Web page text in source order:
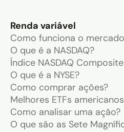
Renda variável
Como funciona o
O que é a NASDAQ?
Índice NASDAQ
O que é a NYSE?
Como comprar ações?
Melhores ETFs americanos
Como analisar uma ação?
O que são as Sete